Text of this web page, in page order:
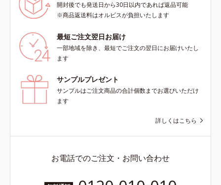
開封後でも発送日から30日以内であれば返品可能
※商品返送料はオルビスが負担いたします
最短ご注文翌日お届け
一部地域を除き、最短でご注文の翌日にお届けいたし
ます
サンプルプレゼント
サンプルはご注文商品の合計個数までお選びいただけ
ます
詳しくはこちら
お電話でのご注文・お問い合わせ